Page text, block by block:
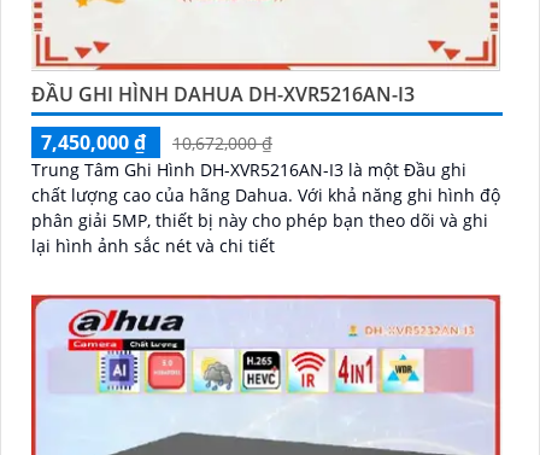
ĐẦU GHI HÌNH DAHUA DH-XVR5216AN-I3
7,450,000 ₫
10,672,000 ₫
Trung Tâm Ghi Hình DH-XVR5216AN-I3 là một Đầu ghi
chất lượng cao của hãng Dahua. Với khả năng ghi hình độ
phân giải 5MP, thiết bị này cho phép bạn theo dõi và ghi
lại hình ảnh sắc nét và chi tiết